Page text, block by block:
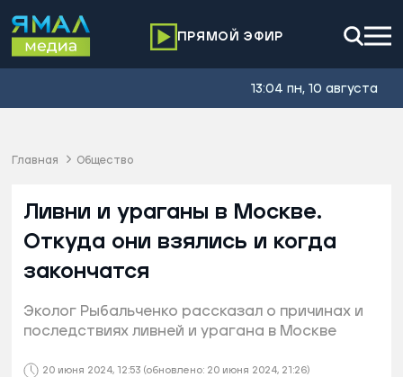
ПРЯМОЙ ЭФИР
13:04 пн, 10 августа
Главная Общество
20 июня 2024, 12:53 (обновлено: 20 июня 2024, 21:26)
Ливни и ураганы в Москве.
Откуда они взялись и когда
закончатся
Эколог Рыбальченко рассказал о причинах и
последствиях ливней и урагана в Москве